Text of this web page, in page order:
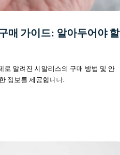
매 가이드: 알아두어야 할
로 알려진 시알리스의 구매 방법 및 안
정보를 제공합니다.